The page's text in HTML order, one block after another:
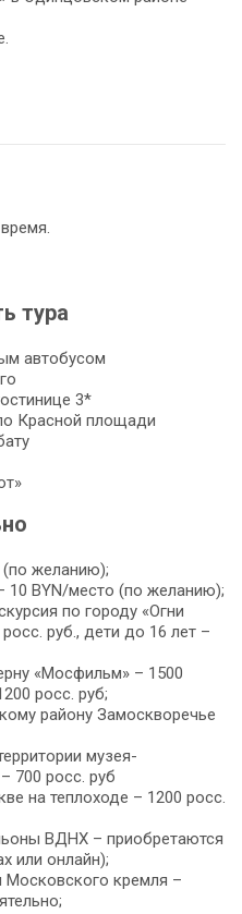
тура
автобусом
3*
Красной площади
(по желанию);
10 BYN/место (по желанию);
по городу «Огни
руб., дети до 16 лет –
«Мосфильм» – 1500
росс. руб;
району Замоскворечье
музея-
700 росс. руб
на теплоходе – 1200 росс.
ВДНХ – приобретаются
или онлайн);
кремля –